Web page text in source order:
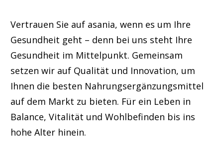
Vertrauen Sie auf asania, wenn es um Ihre
Gesundheit geht – denn bei uns steht Ihre
Gesundheit im Mittelpunkt. Gemeinsam
setzen wir auf Qualität und Innovation, um
Ihnen die besten Nahrungsergänzungsmittel
auf dem Markt zu bieten. Für ein Leben in
Balance, Vitalität und Wohlbefinden bis ins
hohe Alter hinein.